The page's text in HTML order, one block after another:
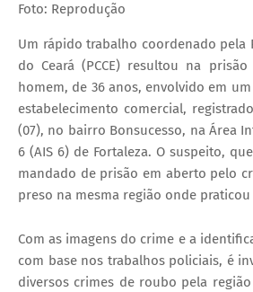
Foto: Reprodução
Um rápido trabalho coordenado pela
do Ceará (PCCE) resultou na
homem, de 36 anos, envolvido em
estabelecimento comercial,
(07), no bairro Bonsucesso, na Área
6 (AIS 6) de Fortaleza. O suspeito,
mandado de prisão em aberto pelo
preso na mesma região onde
Com as imagens do crime e a
com base nos trabalhos policiais, é
diversos crimes de roubo pela